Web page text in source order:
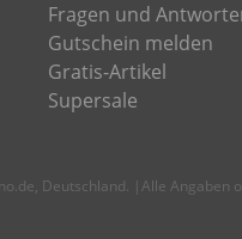
Fragen und
Gutschein melden
Gratis-Artikel
Supersale
Deutschland. |Alle Angaben